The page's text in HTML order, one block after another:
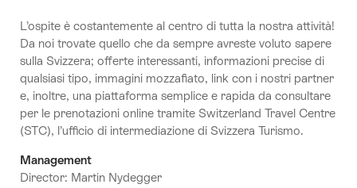
L’ospite è costantemente al centro di tutta la nostra attività!
Da noi trovate quello che da sempre avreste voluto sapere
sulla Svizzera; offerte interessanti, informazioni precise di
qualsiasi tipo, immagini mozzafiato, link con i nostri partner
e, inoltre, una piattaforma semplice e rapida da consultare
per le prenotazioni online tramite Switzerland Travel Centre
(STC), l’ufficio di intermediazione di Svizzera Turismo.
Management
Director: Martin Nydegger